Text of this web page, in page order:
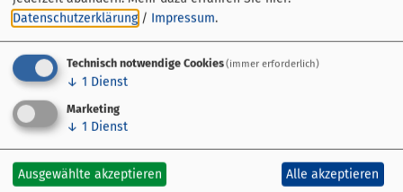
Datenschutzerklärung / Impressum.
Technisch notwendige Cookies(immer erforderlich)
↓ 1 Dienst
Marketing
↓ 1 Dienst
Ausgewählte akzeptieren Alle akzeptieren